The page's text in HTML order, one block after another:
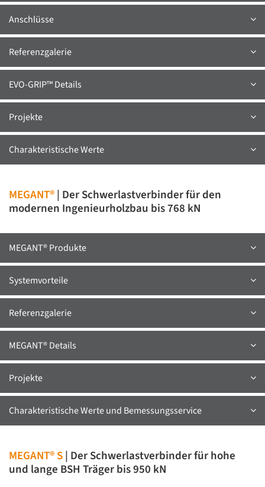
Anschlüsse
Referenzgalerie
EVO-GRIP™ Details
Projekte
Charakteristische Werte
MEGANT®| Der Schwerlastverbinder für den
modernen Ingenieurholzbau bis 768 kN
MEGANT® Produkte
Systemvorteile
Referenzgalerie
MEGANT® Details
Projekte
Charakteristische Werte und Bemessungsservice
MEGANT® S| Der Schwerlastverbinder für hohe
und lange BSH Träger bis 950 kN